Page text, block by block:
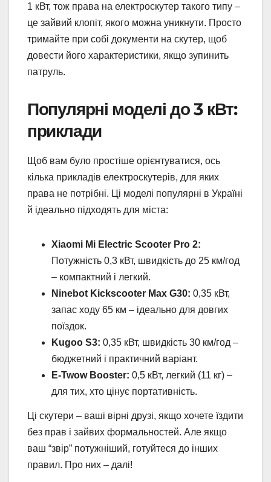
1 кВт, тож права на електроскутер такого типу –
це зайвий клопіт, якого можна уникнути. Просто
тримайте при собі документи на скутер, щоб
довести його характеристики, якщо зупинить
патруль.
Популярні моделі до 3 кВт:
приклади
Щоб вам було простіше орієнтуватися, ось
кілька прикладів електроскутерів, для яких
права не потрібні. Ці моделі популярні в Україні
й ідеально підходять для міста:
Xiaomi Mi Electric Scooter Pro 2:
Потужність 0,3 кВт, швидкість до 25 км/год
– компактний і легкий.
Ninebot Kickscooter Max G30: 0,35 кВт,
запас ходу 65 км – ідеально для довгих
поїздок.
Kugoo S3: 0,35 кВт, швидкість 30 км/год –
бюджетний і практичний варіант.
E-Twow Booster: 0,5 кВт, легкий (11 кг) –
для тих, хто цінує портативність.
Ці скутери – ваші вірні друзі, якщо хочете їздити
без прав і зайвих формальностей. Але якщо
ваш “звір” потужніший, готуйтеся до інших
правил. Про них – далі!